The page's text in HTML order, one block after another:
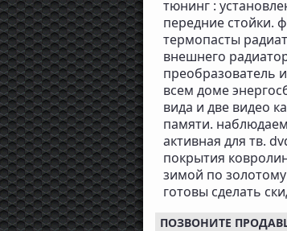
тюнинг :
передние стойки.
термопасты
внешнего
преобразователь
всем доме
вида и две видео
памяти.
активная для тв.
покрытия
зимой по золотому
готовы сделать
ПОЗВОНИТЕ